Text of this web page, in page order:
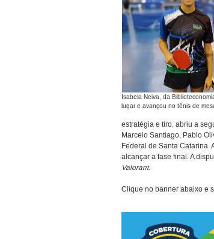
Isabela Neiva, da
lugar e avançou no tênis de
estratégia e tiro, abriu a
Marcelo Santiago, Pablo
Federal de Santa Catarina.
alcançar a fase final. A
Valorant.
Clique no banner abaixo e